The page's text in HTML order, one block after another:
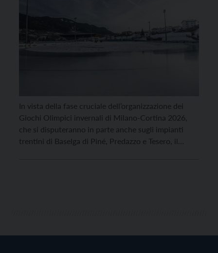
In vista della fase cruciale dell’organizzazione dei
Giochi Olimpici invernali di Milano-Cortina 2026,
che si disputeranno in parte anche sugli impianti
trentini di Baselga di Piné, Predazzo e Tesero, il